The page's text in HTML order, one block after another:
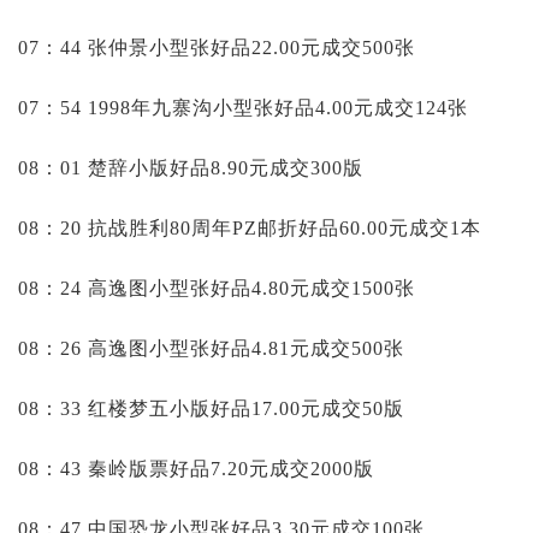
07：44 张仲景小型张好品22.00元成交500张
07：54 1998年九寨沟小型张好品4.00元成交124张
08：01 楚辞小版好品8.90元成交300版
08：20 抗战胜利80周年PZ邮折好品60.00元成交1本
08：24 高逸图小型张好品4.80元成交1500张
08：26 高逸图小型张好品4.81元成交500张
08：33 红楼梦五小版好品17.00元成交50版
08：43 秦岭版票好品7.20元成交2000版
08：47 中国恐龙小型张好品3.30元成交100张